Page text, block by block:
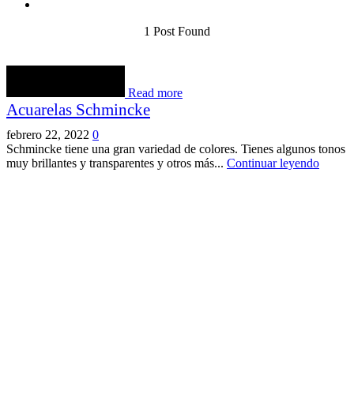
1 Post Found
Read more
Acuarelas Schmincke
febrero 22, 2022 0
Schmincke tiene una gran variedad de colores. Tienes algunos tonos
muy brillantes y transparentes y otros más... Continuar leyendo